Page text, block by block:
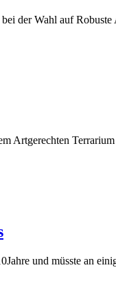
der Wahl auf
Artgerechten
und müsste an